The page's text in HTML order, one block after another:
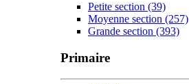
Petite section (39)
Moyenne section (257)
Grande section (393)
Primaire